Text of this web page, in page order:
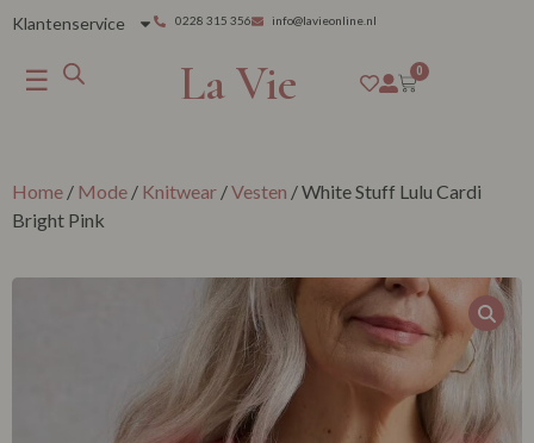
Klantenservice 0228 315 356 info@lavieonline.nl
☰ La Vie 0
Home / Mode / Knitwear /Vesten / White Stuff Lulu Cardi
Bright Pink